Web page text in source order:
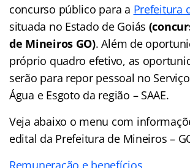
concurso público para a Prefeitura
situada no Estado de Goiás
de Mineiros GO). Além de
próprio quadro efetivo, as
serão para repor pessoal no
Água e Esgoto da região – SAAE.
Veja abaixo o menu com
edital da Prefeitura de Mineiros –
Remuneração e benefícios